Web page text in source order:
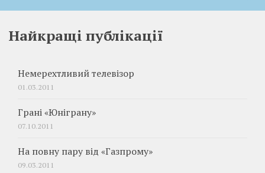
Найкращі публікації
Немерехтливий телевізор
01.03.2011
Грані «Юніграну»
07.10.2011
На повну пару від «Газпрому»
09.03.2011